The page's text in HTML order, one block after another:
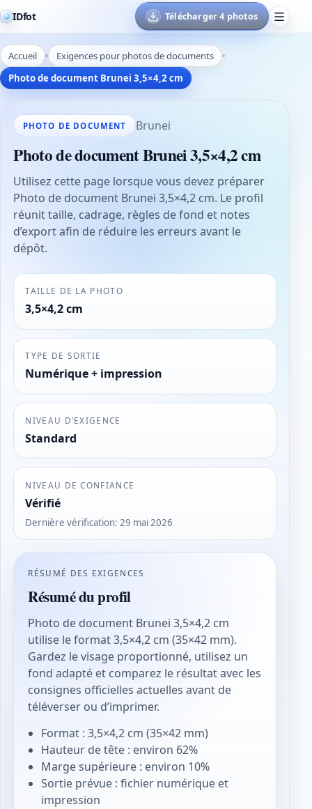
IDfot Télécharger 4 photos
Accueil
Exigences pour photos de documents
Photo de document Brunei 3,5×4,2 cm
PHOTO DE DOCUMENT Brunei
Photo de document Brunei 3,5×4,2 cm
Utilisez cette page lorsque vous devez préparer
Photo de document Brunei 3,5×4,2 cm. Le profil
réunit taille, cadrage, règles de fond et notes
d’export afin de réduire les erreurs avant le
dépôt.
TAILLE DE LA PHOTO
3,5×4,2 cm
TYPE DE SORTIE
Numérique + impression
NIVEAU D’EXIGENCE
Standard
NIVEAU DE CONFIANCE
Vérifié
Dernière vérification:29 mai 2026
RÉSUMÉ DES EXIGENCES
Résumé du profil
Photo de document Brunei 3,5×4,2 cm
utilise le format 3,5×4,2 cm (35×42 mm).
Gardez le visage proportionné, utilisez un
fond adapté et comparez le résultat avec les
consignes officielles actuelles avant de
téléverser ou d’imprimer.
Format : 3,5×4,2 cm (35×42 mm)
Hauteur de tête : environ 62%
Marge supérieure : environ 10%
Sortie prévue : fichier numérique et
impression